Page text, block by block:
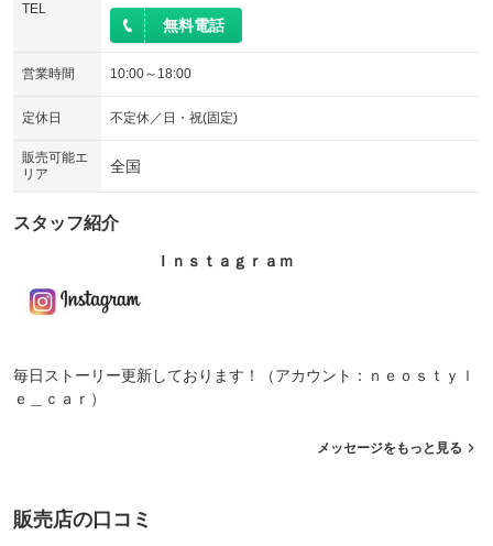
TEL
無料電話
営業時間 10:00～18:00
定休日 不定休／日・祝(固定)
販売可能エ
リア
全国
スタッフ紹介
Ｉｎｓｔａｇｒａｍ
毎日ストーリー更新しております！（アカウント：ｎｅｏｓｔｙｌ
ｅ＿ｃａｒ）
メッセージをもっと見る
販売店の口コミ